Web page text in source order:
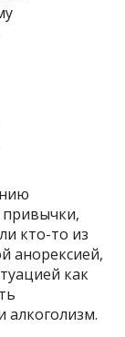
кто-то из
анорексией,
как
алкоголизм.